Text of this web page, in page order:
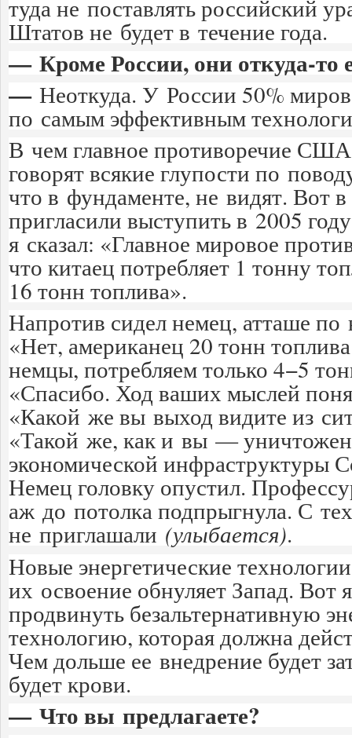
туда не поставлять российский
Штатов не будет в течение года.
— Кроме России, они откуда-то
— Неоткуда. У России 50%
по самым эффективным
В чем главное противоречие
говорят всякие глупости по
что в фундаменте, не видят.
пригласили выступить в 2005
я сказал: «Главное мировое
что китаец потребляет 1 тонну
16 тонн топлива».
Напротив сидел немец, атташе по
«Нет, американец 20 тонн
немцы, потребляем только 4−5
«Спасибо. Ход ваших мыслей
«Какой же вы выход видите из
«Такой же, как и вы —
экономической инфраструктуры
Немец головку опустил.
аж до потолка подпрыгнула. С
не приглашали (улыбается).
Новые энергетические
их освоение обнуляет Запад. Вот
продвинуть безальтернативную
технологию, которая должна
Чем дольше ее внедрение будет
будет крови.
— Что вы предлагаете?